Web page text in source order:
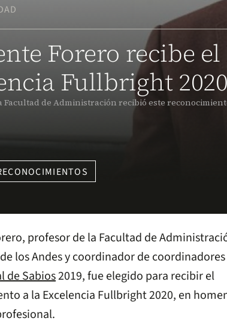
Forero recibe
Fullbright 2020
Facultad de Administración recibió este
profesor de la Facultad de
los Andes y coordinador de
de Sabios2019, fue elegido para recibir el
a la Excelencia Fullbright 2020, en